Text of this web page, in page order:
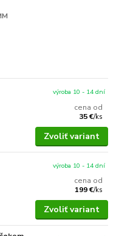
cena od
35 €/ks
výroba 10 - 14 dní
Zvoliť variant
cena od
199 €/ks
výroba 10 - 14 dní
Zvoliť variant